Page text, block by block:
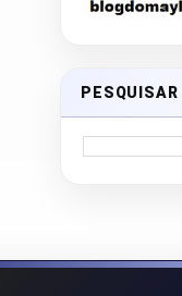
PESQUISAR